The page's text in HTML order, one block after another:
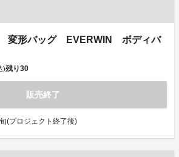
変形バッグ EVERWIN ボディバ
)残り30
販売終了
(プロジェクト終了後)